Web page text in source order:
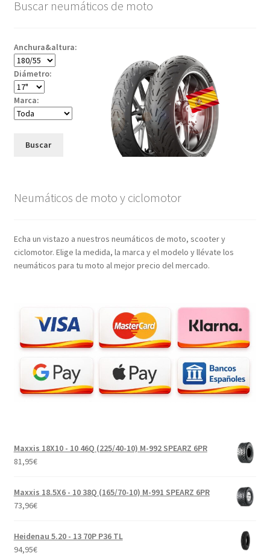
Buscar neumáticos de moto
Anchura&altura:
Diámetro:
Marca:
Buscar
Neumáticos de moto y ciclomotor
Echa un vistazo a nuestros neumáticos de moto, scooter y
ciclomotor. Elige la medida, la marca y el modelo y llévate los
neumáticos para tu moto al mejor precio del mercado.
Maxxis 18X10 - 10 46Q (225/40-10) M-992 SPEARZ 6PR
81,95€
Maxxis 18.5X6 - 10 38Q (165/70-10) M-991 SPEARZ 6PR
73,96€
Heidenau 5.20 - 13 70P P36 TL
94,95€